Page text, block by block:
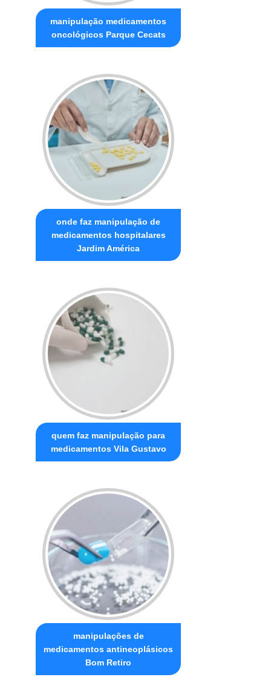
manipulação medicamentos
oncológicos Parque Cecats
onde faz manipulação de
medicamentos hospitalares
Jardim América
quem faz manipulação para
medicamentos Vila Gustavo
manipulações de
medicamentos antineoplásicos
Bom Retiro